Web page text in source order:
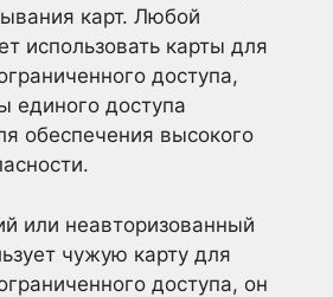
карт. Любой
использовать карты для
доступа,
единого доступа
обеспечения высокого
или неавторизованный
чужую карту для
доступа, он